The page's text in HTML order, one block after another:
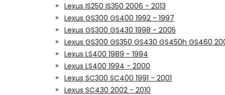
Lexus IS250 IS350 2006 - 2013
Lexus GS300 GS400 1992 - 1997
Lexus GS300 GS430 1998 - 2005
Lexus GS300 GS350 GS430 GS450h GS460
Lexus LS400 1989 - 1994
Lexus LS400 1994 - 2000
Lexus SC300 SC400 1991 - 2001
Lexus SC430 2002 - 2010